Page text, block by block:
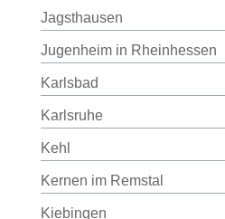
Jagsthausen
Jugenheim in Rheinhessen
Karlsbad
Karlsruhe
Kehl
Kernen im Remstal
Kiebingen